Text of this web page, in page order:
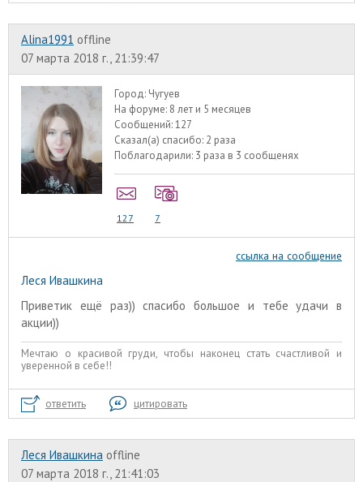
Alina1991 offline
07 марта 2018 г., 21:39:47
Город: Чугуев
На форуме: 8 лет и 5 месяцев
Сообщений:127
Сказал(а) спасибо: 2 раза
Поблагодарили: 3 раза в 3 сообщенях
127 7
ссылка на сообщение
Леся Ивашкина
Приветик ещё раз)) спасибо большое и тебе удачи в
акции))
Мечтаю о красивой груди, чтобы наконец стать счастливой и
уверенной в себе!!
ответить цитировать
Леся Ивашкина offline
07 марта 2018 г., 21:41:03